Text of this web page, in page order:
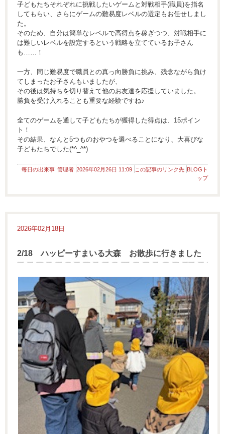
子どもたちそれぞれに挑戦したいゲームと対戦相手(職員)を指名
してもらい、さらにゲームの難易度レベルの選定もお任せしまし
た。
そのため、自分は簡単なレベルで高得点を稼ぎつつ、対戦相手に
は難しいレベルを設定するという戦略を立てているお子さん
も……！
一方、同じ難易度で職員との真っ向勝負に挑み、残念ながら負け
てしまったお子さんもいましたが、
その後は気持ちを切り替えて他のお友達を応援していました。
勝負を受け入れることも重要な経験ですね♪
全てのゲームを通して子どもたちが獲得した得点は、15ポイン
ト！
その結果、なんと5つものおやつを選べることになり、大喜びな
子どもたちでした(*^_^*)
毎日の出来事 管理者 2026年02月26日 11:09 この記事のリンク先 BLOGト
ップ
2026年02月18日
2/18 ハッピーすまいる大森 お散歩に行きました